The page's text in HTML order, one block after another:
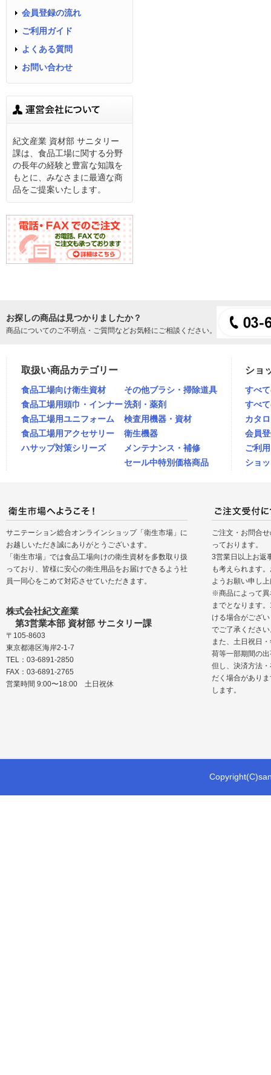
会員登録の流れ
ご利用ガイド
よくある質問
お問い合わせ
紀文産業 資材部 サニタリー
課は、食品工場に関する分野
の長年の経験と豊富な知識を
もとに、みなさまに最適な商
品をご提案いたします。
お探しの商品は見つかりましたか？
商品についてのご不明点・ご質問などお気軽にご相談ください。
取扱い商品カテゴリー
食品工場向け衛生資材
食品工場用頭巾・インナー
食品工場用ユニフォーム
食品工場用アクセサリー
ハサップ対策シリーズ
その他ブラシ・掃除道具
洗剤・薬剤
検査用機器・資材
衛生機器
メンテナンス・補修
セール中特別価格商品
ショ
すべ
すべ
カタ
会員
ご利
ショ
サニテーション総合オンラインショップ「衛生市場」に
お越しいただき誠にありがとうございます。
「衛生市場」では食品工場向けの衛生資材を多数取り扱
っており、皆様に安心の衛生用品をお届けできるよう社
員一同心をこめて対応させていただきます。
株式会社紀文産業
第3営業本部 資材部 サニタリー課
〒105-8603
東京都港区海岸2-1-7
TEL：03-6891-2850
FAX：03-6891-2765
営業時間 9:00〜18:00 土日祝休
ご注文・お問合
っております。
3営業日以上お返
も考えられます
ようお願い申し
※商品によって異
までとなります
ける場合がござ
でご了承くださ
また、土日祝日
荷等一部期間の
但し、決済方法
だく場合があり
します。